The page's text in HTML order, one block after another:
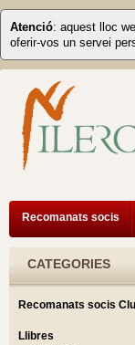
Atenció: aquest lloc
oferir-vos un servei
Recomanats socis
CATEGORIES
Recomanats socis
Llibres